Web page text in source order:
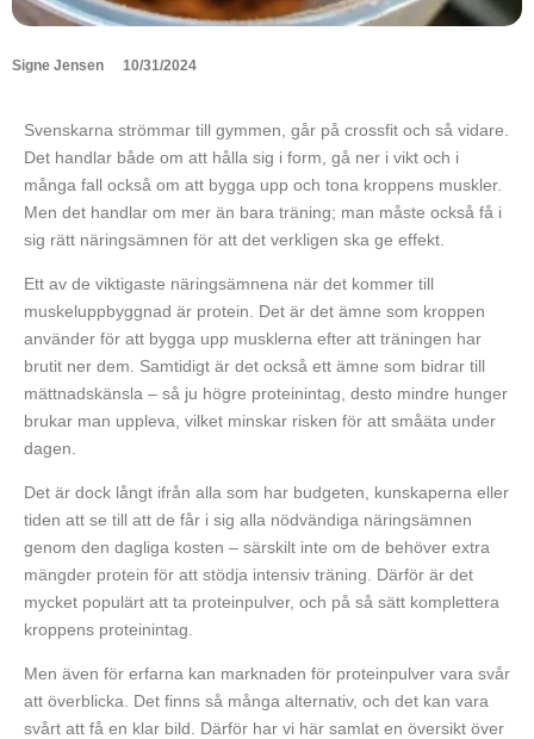
Signe Jensen 10/31/2024
Svenskarna strömmar till gymmen, går på crossfit och så vidare.
Det handlar både om att hålla sig i form, gå ner i vikt och i
många fall också om att bygga upp och tona kroppens muskler.
Men det handlar om mer än bara träning; man måste också få i
sig rätt näringsämnen för att det verkligen ska ge effekt.
Ett av de viktigaste näringsämnena när det kommer till
muskeluppbyggnad är protein. Det är det ämne som kroppen
använder för att bygga upp musklerna efter att träningen har
brutit ner dem. Samtidigt är det också ett ämne som bidrar till
mättnadskänsla – så ju högre proteinintag, desto mindre hunger
brukar man uppleva, vilket minskar risken för att småäta under
dagen.
Det är dock långt ifrån alla som har budgeten, kunskaperna eller
tiden att se till att de får i sig alla nödvändiga näringsämnen
genom den dagliga kosten – särskilt inte om de behöver extra
mängder protein för att stödja intensiv träning. Därför är det
mycket populärt att ta proteinpulver, och på så sätt komplettera
kroppens proteinintag.
Men även för erfarna kan marknaden för proteinpulver vara svår
att överblicka. Det finns så många alternativ, och det kan vara
svårt att få en klar bild. Därför har vi här samlat en översikt över